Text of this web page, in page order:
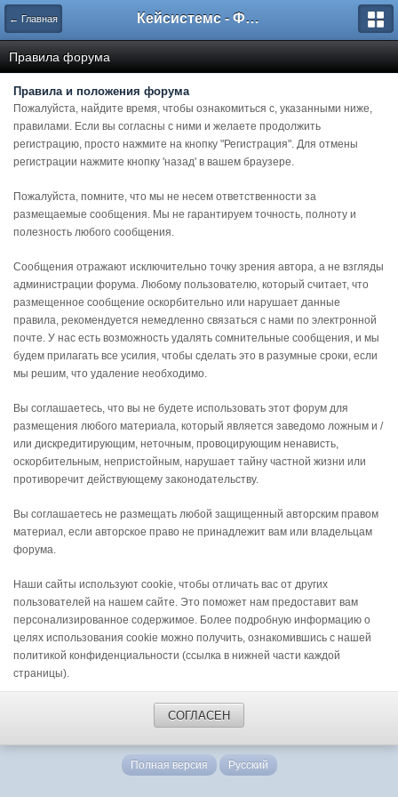
← Главная Кейсистемс - Форумы
Правила форума
Правила и положения форума
Пожалуйста, найдите время, чтобы ознакомиться с, указанными ниже,
правилами. Если вы согласны с ними и желаете продолжить
регистрацию, просто нажмите на кнопку "Регистрация". Для отмены
регистрации нажмите кнопку 'назад' в вашем браузере.
Пожалуйста, помните, что мы не несем ответственности за
размещаемые сообщения. Мы не гарантируем точность, полноту и
полезность любого сообщения.
Сообщения отражают исключительно точку зрения автора, а не взгляды
администрации форума. Любому пользователю, который считает, что
размещенное сообщение оскорбительно или нарушает данные
правила, рекомендуется немедленно связаться с нами по электронной
почте. У нас есть возможность удалять сомнительные сообщения, и мы
будем прилагать все усилия, чтобы сделать это в разумные сроки, если
мы решим, что удаление необходимо.
Вы соглашаетесь, что вы не будете использовать этот форум для
размещения любого материала, который является заведомо ложным и /
или дискредитирующим, неточным, провоцирующим ненависть,
оскорбительным, непристойным, нарушает тайну частной жизни или
противоречит действующему законодательству.
Вы соглашаетесь не размещать любой защищенный авторским правом
материал, если авторское право не принадлежит вам или владельцам
форума.
Наши сайты используют cookie, чтобы отличать вас от других
пользователей на нашем сайте. Это поможет нам предоставит вам
персонализированное содержимое. Более подробную информацию о
целях использования cookie можно получить, ознакомившись с нашей
политикой конфиденциальности (ссылка в нижней части каждой
страницы).
СОГЛАСЕН
Полная версия Русский